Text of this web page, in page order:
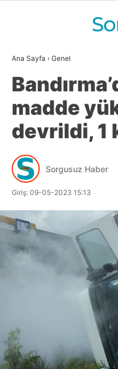
VİDEO
EKONOMİ
SPOR
MAGAZİN
EĞİTİM
Ana Sayfa › Genel
madde
devrildi, 1
Sorgusuz Haber
Giriş: 09-05-2023 15:13